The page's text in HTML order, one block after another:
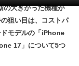
メ
お酒
の大きかった機種が
狙い目は、コストパ
モデルの「iPhone
17」について5つ